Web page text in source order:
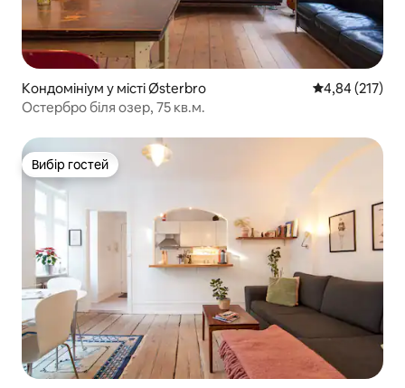
Кондомініум у місті Østerbro Середня
4,84 (217)
Остербро біля озер, 75 кв.м.
Вибір гостей
Вибір гостей